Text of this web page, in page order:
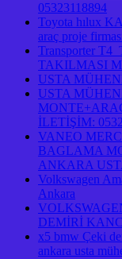
05323118894
Toyota hılux
araç proje
Transporter
TAKILMASI
USTA
USTA
İLETİŞİM:
VANEO
BAGLAMA
ANKARA
Volkswagen
Ankara
DEMİRİ
x5 bmw Çeki
ankara usta